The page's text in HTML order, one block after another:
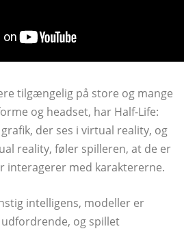
tilgængelig på store og mange
og headset, har Half-Life:
der ses i virtual reality, og
reality, føler spilleren, at de er
interagerer med karaktererne.
intelligens, modeller er
og spillet